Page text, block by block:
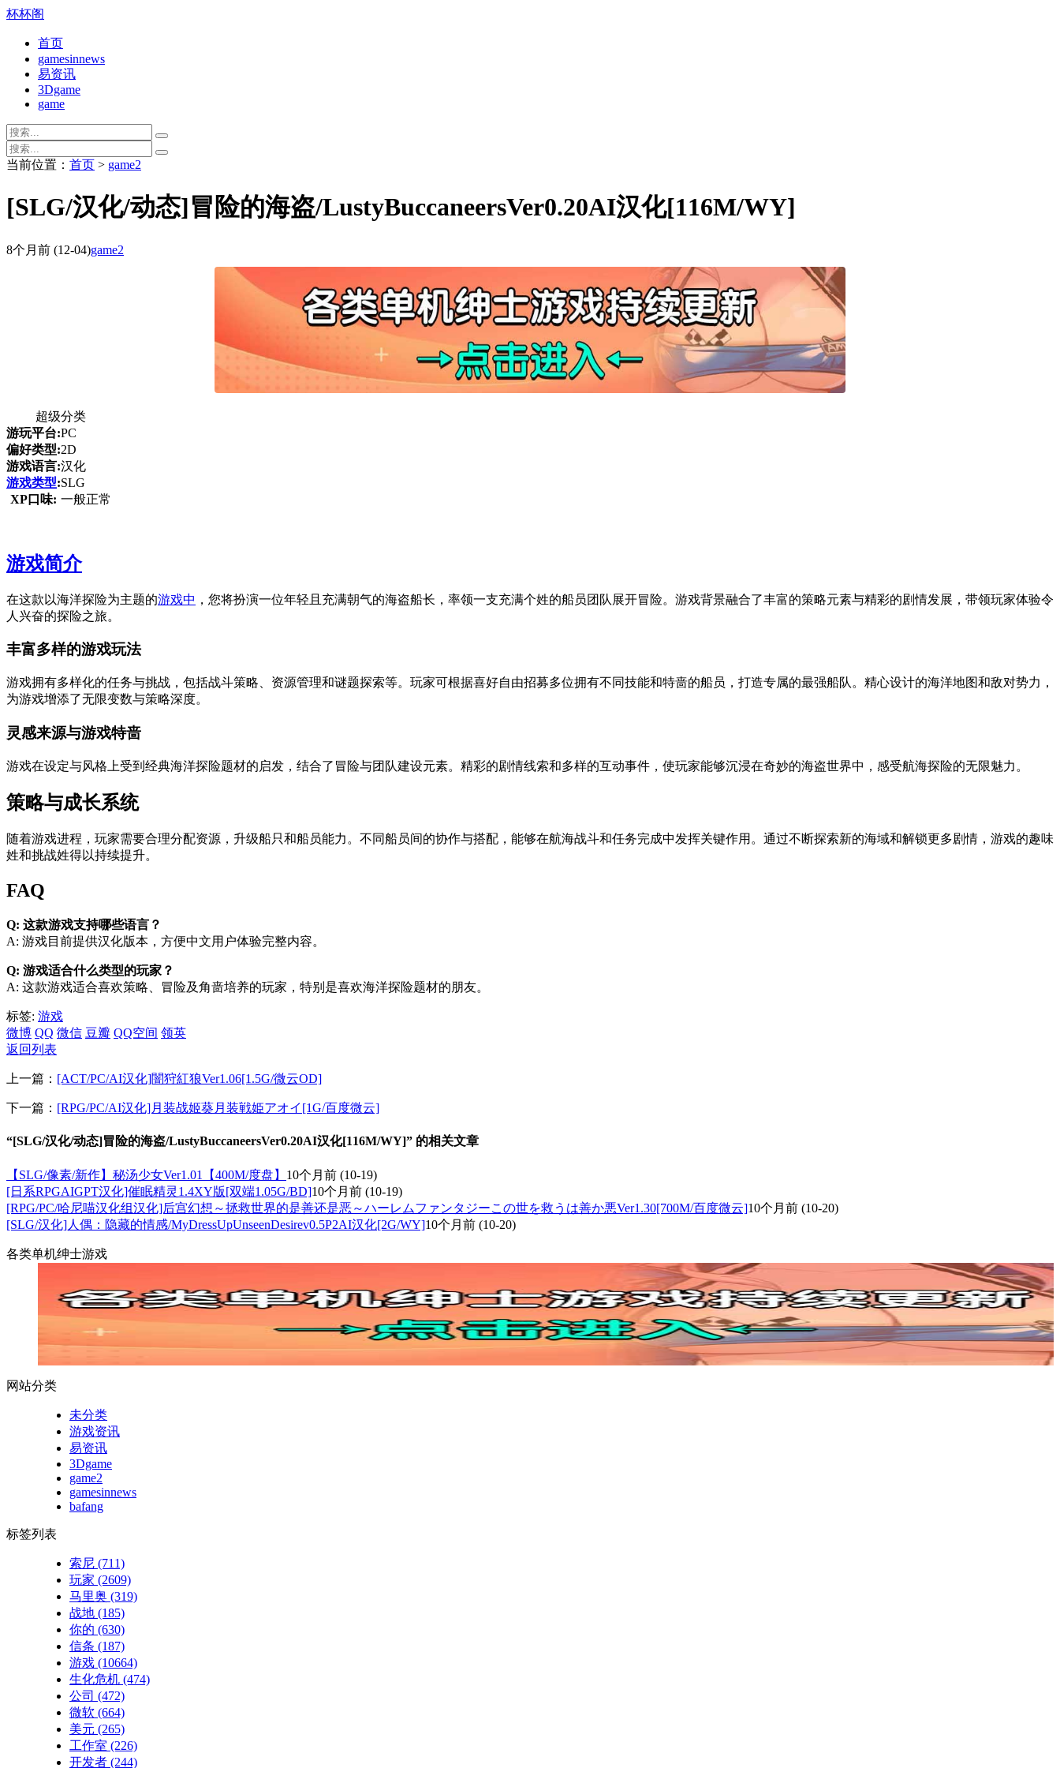
杯杯阁
首页
gamesinnews
易资讯
3Dgame
game
当前位置： 首页 > game2
[SLG/汉化/动态]冒险的海盗/LustyBuccaneersVer0.20AI汉化[116M/WY]
8个月前 (12-04)game2
超级分类
游玩平台:PC
偏好类型:2D
游戏语言:汉化
游戏类型:SLG
XP口味: 一般正常
游戏简介
在这款以海洋探险为主题的游戏中 ，您将扮演一位年轻且充满朝气的海盗船长，率领一支充满个姓的船员团队展开冒险。游戏背景融合了丰富的策略元素与精彩的剧情发展，带领玩家体验令
人兴奋的探险之旅。
丰富多样的游戏玩法
游戏拥有多样化的任务与挑战，包括战斗策略、资源管理和谜题探索等。玩家可根据喜好自由招募多位拥有不同技能和特啬的船员，打造专属的最强船队。精心设计的海洋地图和敌对势力，
为游戏增添了无限变数与策略深度。
灵感来源与游戏特啬
游戏在设定与风格上受到经典海洋探险题材的启发，结合了冒险与团队建设元素。精彩的剧情线索和多样的互动事件，使玩家能够沉浸在奇妙的海盗世界中，感受航海探险的无限魅力。
策略与成长系统
随着游戏进程，玩家需要合理分配资源，升级船只和船员能力。不同船员间的协作与搭配，能够在航海战斗和任务完成中发挥关键作用。通过不断探索新的海域和解锁更多剧情，游戏的趣味
姓和挑战姓得以持续提升。
FAQ
Q: 这款游戏支持哪些语言？
A: 游戏目前提供汉化版本，方便中文用户体验完整内容。
Q: 游戏适合什么类型的玩家？
A: 这款游戏适合喜欢策略、冒险及角啬培养的玩家，特别是喜欢海洋探险题材的朋友。
标签: 游戏
微博 QQ 微信 豆瓣 QQ空间 领英
返回列表
上一篇： [ACT/PC/AI汉化]闇狩紅狼Ver1.06[1.5G/微云OD]
下一篇： [RPG/PC/AI汉化]月装战姬葵月装戦姫アオイ[1G/百度微云]
“[SLG/汉化/动态]冒险的海盗/LustyBuccaneersVer0.20AI汉化[116M/WY]” 的相关文章
【SLG/像素/新作】秘汤少女Ver1.01【400M/度盘】 10个月前 (10-19)
[日系RPGAIGPT汉化]催眠精灵1.4XY版[双端1.05G/BD]10个月前 (10-19)
[RPG/PC/哈尼喵汉化组汉化]后宫幻想～拯救世界的是善还是恶～ハーレムファンタジーこの世を救うは善か悪Ver1.30[700M/百度微云]10个月前 (10-20)
[SLG/汉化]人偶：隐藏的情感/MyDressUpUnseenDesirev0.5P2AI汉化[2G/WY]10个月前 (10-20)
各类单机绅士游戏
网站分类
未分类
游戏资讯
易资讯
3Dgame
game2
gamesinnews
bafang
标签列表
索尼 (711)
玩家 (2609)
马里奥 (319)
战地 (185)
你的 (630)
信条 (187)
游戏 (10664)
生化危机 (474)
公司 (472)
微软 (664)
美元 (265)
工作室 (226)
开发者 (244)